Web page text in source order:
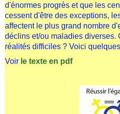
d'énormes progrès et que les
cessent d'être des exceptions,
affectent le plus grand nombre
déclins et/ou maladies diverses.
réalités difficiles ? Voici
Voir le texte en pdf